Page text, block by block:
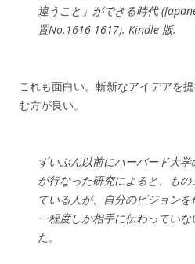
違うこと」ができる時代
置No.1616-1617). Kindle 版.
これも面白い。斬新なアイデアを
む方が良い。
ずいぶん以前にハーバード大
が行なった研究によると、も
ている人が、自分のビジョン
一程度しか相手に伝わってい
た。